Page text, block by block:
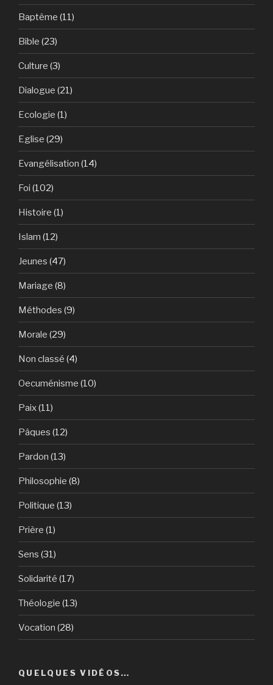
Baptême (11)
Bible (23)
Culture (3)
Dialogue (21)
Ecologie (1)
Eglise (29)
Evangélisation (14)
Foi (102)
Histoire (1)
Islam (12)
Jeunes (47)
Mariage (8)
Méthodes (9)
Morale (29)
Non classé (4)
Oecuménisme (10)
Paix(11)
Pâques (12)
Pardon (13)
Philosophie (8)
Politique (13)
Prière (1)
Sens (31)
Solidarité (17)
Théologie (13)
Vocation (28)
QUELQUES VIDÉOS…